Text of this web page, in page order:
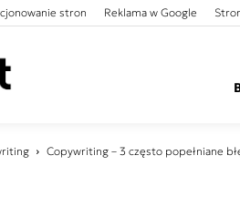
stron Reklama w Google
Copywriting – 3 często popełniane